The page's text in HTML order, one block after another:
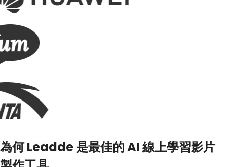
為何 Leadde 是最佳的 AI 線上學習影片